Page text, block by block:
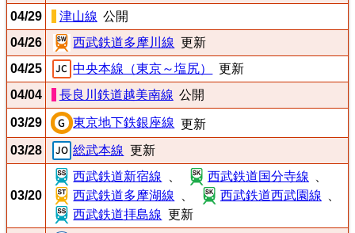
04/29
津山線 公開
04/26
西武鉄道多摩川線 更新
04/25
中央本線（東京～塩尻）
更新
04/04
長良川鉄道越美南線 公開
03/29 東京地下鉄銀座線 更新
03/28
総武本線 更新
03/20
西武鉄道新宿線 西武鉄道国分寺線
西武鉄道多摩湖線
西武鉄道西武園線
西武鉄道拝島線 更新